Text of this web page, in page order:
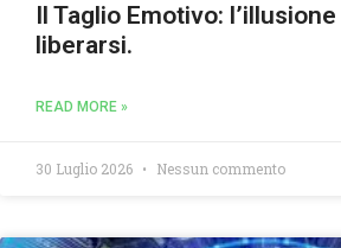
Il Taglio Emotivo:
liberarsi.
READ MORE »
30 Luglio 2026 Nessun commento